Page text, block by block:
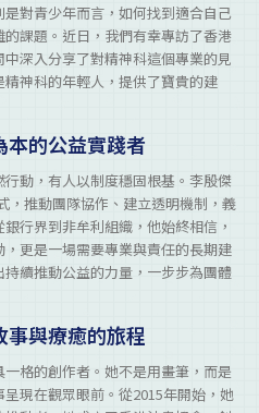
對青少年而言，如何找到適合自己
課題。近日，我們有幸專訪了香港
深入分享了對精神科這個專業的見
神科的年輕人，提供了寶貴的建
本的公益實踐者
動，有人以制度穩固根基。李殷傑
，推動團隊協作、建立透明機制，義
行界到非牟利組織，他始終相信，
更是一場需要專業與責任的長期建
續推動公益的力量，一步步為團體
事與療癒的旅程
格的創作者。她不是用畫筆，而是
現在觀眾眼前。從2015年開始，她